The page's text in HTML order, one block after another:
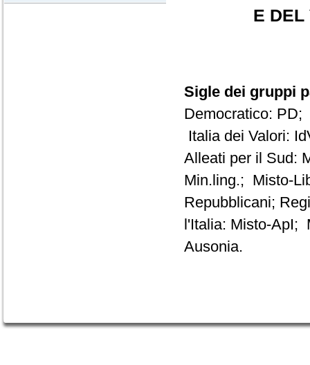
E DEL
Sigle dei gruppi
Democratico:
Italia dei Valori:
Alleati per il Sud:
Min.ling.; Misto-
Repubblicani;
l'Italia: Misto-ApI;
Ausonia.